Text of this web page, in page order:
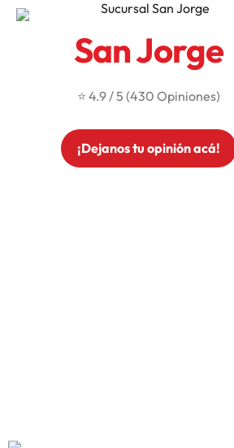
San Jorge
⭐ 4.9 / 5 (430 Opiniones)
¡Dejanos tu opinión acá!